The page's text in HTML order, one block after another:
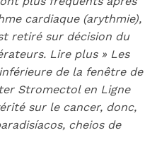
cardiaque (arythmie),
retiré sur décision du
Lire plus » Les
de la fenêtre de
Stromectol en Ligne
sur le cancer, donc,
cheios de